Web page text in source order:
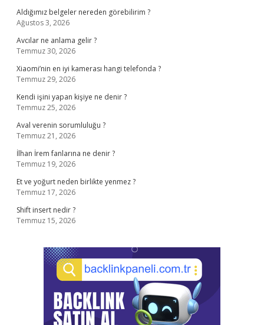
Aldığımız belgeler nereden görebilirim ?
Ağustos 3, 2026
Avcılar ne anlama gelir ?
Temmuz 30, 2026
Xiaomi’nin en iyi kamerası hangi telefonda ?
Temmuz 29, 2026
Kendi işini yapan kişiye ne denir ?
Temmuz 25, 2026
Aval verenin sorumluluğu ?
Temmuz 21, 2026
İlhan İrem fanlarına ne denir ?
Temmuz 19, 2026
Et ve yoğurt neden birlikte yenmez ?
Temmuz 17, 2026
Shift insert nedir ?
Temmuz 15, 2026